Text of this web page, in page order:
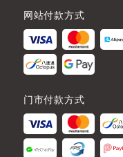
网站付款方式
门市付款方式